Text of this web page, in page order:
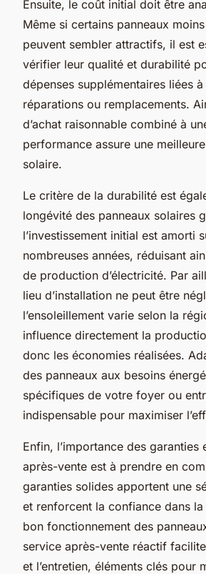
Ensuite, le coût initial doit être
Même si certains panneaux
peuvent sembler attractifs, il est
vérifier leur qualité et durabilité
dépenses supplémentaires liées
réparations ou remplacements.
d’achat raisonnable combiné à
performance assure une
solaire.
Le critère de la durabilité est
longévité des panneaux solaires
l’investissement initial est amorti
nombreuses années, réduisant
de production d’électricité. Par
lieu d’installation ne peut être
l’ensoleillement varie selon la
influence directement la
donc les économies réalisées.
des panneaux aux besoins
spécifiques de votre foyer ou
indispensable pour maximiser
Enfin, l’importance des garanties
après-vente est à prendre en
garanties solides apportent une
et renforcent la confiance dans
bon fonctionnement des
service après-vente réactif
et l’entretien, éléments clés pour